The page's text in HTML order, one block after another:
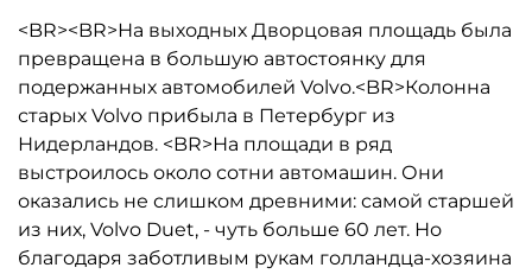
<BR><BR>На выходных Дворцовая площадь была
превращена в большую автостоянку для
подержанных автомобилей Volvo.<BR>Колонна
старых Volvo прибыла в Петербург из
Нидерландов. <BR>На площади в ряд
выстроилось около сотни автомашин. Они
оказались не слишком древними: самой старшей
из них, Volvo Duet, - чуть больше 60 лет. Но
благодаря заботливым рукам голландца-хозяина